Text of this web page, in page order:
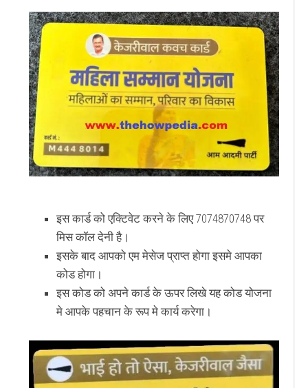
इस कार्ड को एक्टिवेट करने के लिए 7074870748 पर
मिस कॉल देनी है।
इसके बाद आपको एम मेसेज प्राप्त होगा इसमे आपका
कोड होगा।
इस कोड को अपने कार्ड के ऊपर लिखे यह कोड योजना
मे आपके पहचान के रूप मे कार्य करेगा।